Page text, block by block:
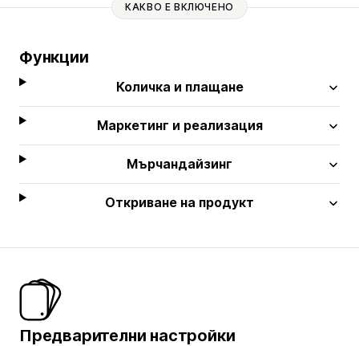
КАКВО Е ВКЛЮЧЕНО
Функции
Количка и плащане
Маркетинг и реализация
Мърчандайзинг
Откриване на продукт
Предварителни настройки